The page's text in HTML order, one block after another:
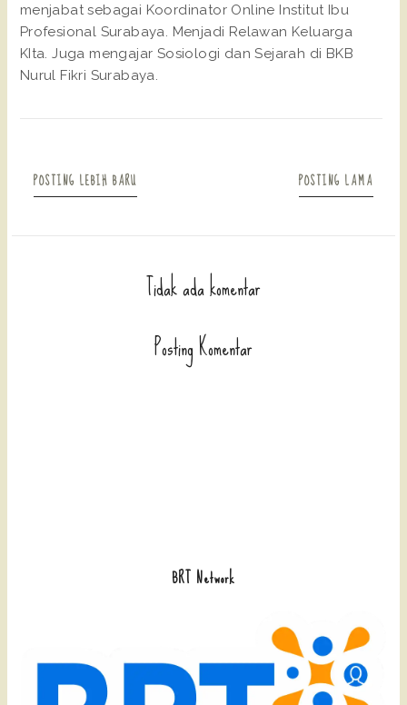
menjabat sebagai Koordinator Online Institut Ibu
Profesional Surabaya. Menjadi Relawan Keluarga
KIta. Juga mengajar Sosiologi dan Sejarah di BKB
Nurul Fikri Surabaya.
POSTING LEBIH BARU POSTING LAMA
Tidak ada komentar
Posting Komentar
BRT Network